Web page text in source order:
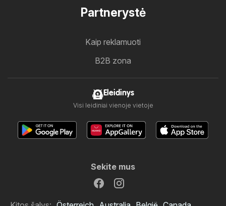
Partnerystė
Kaip reklamuoti
B2B zona
Eleidinys
Visi leidiniai vienoje vietoje
Sekite mus